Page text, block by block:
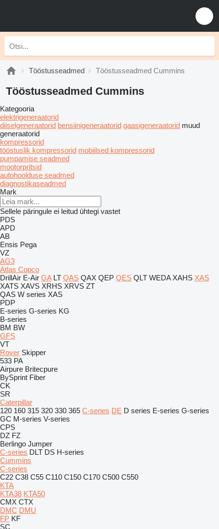
Tööstusseadmed Tööstusseadmed Cummins
Tööstusseadmed Cummins
Kategooria
elektrigeneraatorid
diiselgeneraatorid bensiinigeneraatorid gaasigeneraatorid muud
generaatorid
kompressorid
tööstuslik kompressorid mobiilsed kompressorid
pumpamise seadmed
mootorpritsid
autohoolduse seadmed
diagnostikaseadmed
Mark
Sellele päringule ei leitud ühtegi vastet
PDS
APD
AB
Ensis Pega
VZ
AG3
Atlas Copco
DrillAir E-Air GA LT QAS QAX QEP QES QLT WEDA XAHS XAS
XATS XAVS XRHS XRVS ZT
QAS W series XAS
PDP
E-series G-series KG
B-series
BM BW
GFS
VT
Rover Skipper
533 PA
Airpure Britecpure
BySprint Fiber
CK
SR
Caterpillar
120 160 315 320 330 365 C-series DE D series E-series G-series
GC M-series V-series
CPS
DZ FZ
Berlingo Jumper
C-series DLT DS H-series
Cummins
C-series
C22 C38 C55 C110 C150 C170 C500 C550
KTA
KTA38 KTA50
CMX CTX
DMC DMU
FP KF
SC